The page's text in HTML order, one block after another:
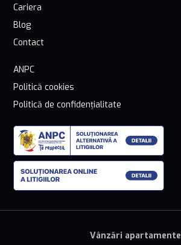
Cariera
Blog
Contact
ANPC
Politică cookies
Politică de confidențialitate
Vânzări apartamente